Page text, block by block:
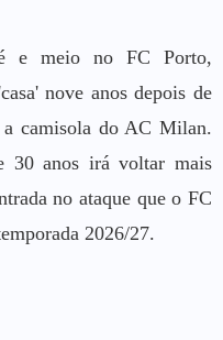
e meio no FC Porto,
nove anos depois de
camisola do AC Milan.
30 anos irá voltar mais
no ataque que o FC
2026/27.